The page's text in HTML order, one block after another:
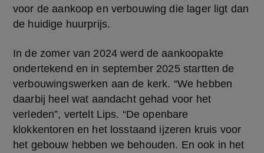
voor de aankoop en verbouwing die lager ligt dan
de huidige huurprijs.
In de zomer van 2024 werd de aankoopakte
ondertekend en in september 2025 startten de
verbouwingswerken aan de kerk. “We hebben
daarbij heel wat aandacht gehad voor het
verleden”, vertelt Lips. “De openbare
klokkentoren en het losstaand ijzeren kruis voor
het gebouw hebben we behouden. En ook in het